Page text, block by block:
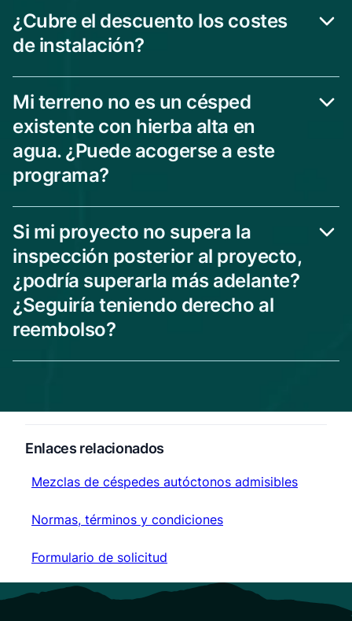
¿Cubre el descuento los costes
de instalación?
Mi terreno no es un césped
existente con hierba alta en
agua. ¿Puede acogerse a este
programa?
Si mi proyecto no supera la
inspección posterior al proyecto,
¿podría superarla más adelante?
¿Seguiría teniendo derecho al
reembolso?
Enlaces relacionados
Mezclas de céspedes autóctonos admisibles
Mezclas de céspedes autóctonos admisibles
Normas, términos y condiciones
Normas, términos y condiciones
Formulario de solicitud
Formulario de solicitud